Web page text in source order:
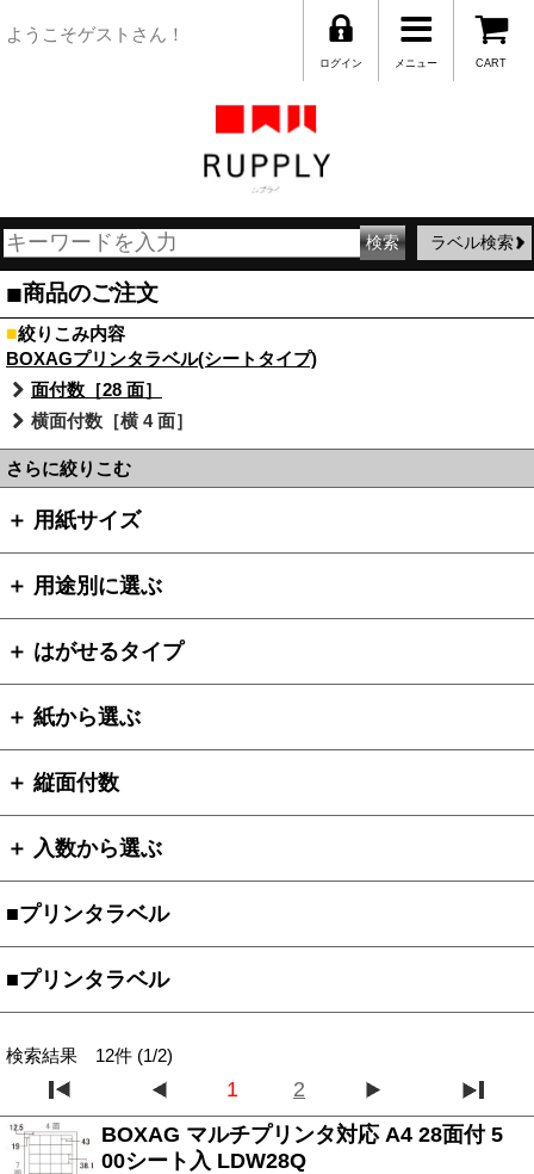
ようこそゲストさん！
CART
メニュー
ログイン
ラベル検索
■商品のご注文
■絞りこみ内容
BOXAGプリンタラベル(シートタイプ)
面付数［28 面］
横面付数［横 4 面］
さらに絞りこむ
＋ 用紙サイズ
＋ 用途別に選ぶ
＋ はがせるタイプ
＋ 紙から選ぶ
＋ 縦面付数
＋ 入数から選ぶ
■プリンタラベル
■プリンタラベル
検索結果 12件 (1/2)
1
2
BOXAG マルチプリンタ対応 A4 28面付 5
00シート入 LDW28Q